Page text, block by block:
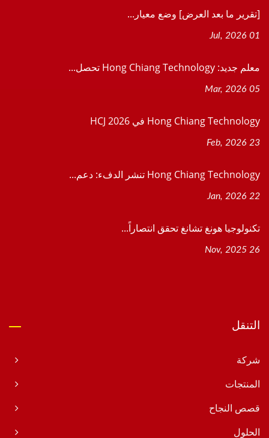
[تقرير ما بعد العرض] وضع معيار...
01 Jul, 2026
معلم جديد: Hong Chiang Technology تحصل...
05 Mar, 2026
Hong Chiang Technology في HCJ 2026
23 Feb, 2026
Hong Chiang Technology تنشر الدفء: دعم...
22 Jan, 2026
تكنولوجيا هونغ تشانغ تحقق انتصاراً...
26 Nov, 2025
التنقل
شركة
المنتجات
قصص النجاح
الحلول